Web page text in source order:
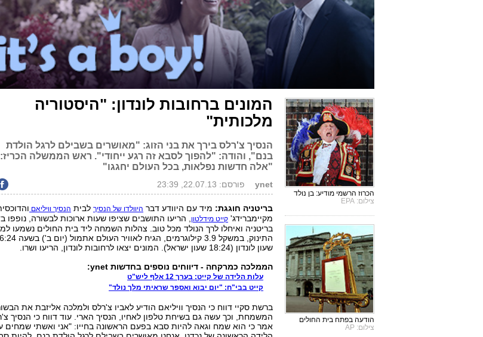
המונים ברחובות לונדון: "היסטוריה
מלכותית"
הנסיך צ'רלס בירך את בני הזוג: "מאושרים בשבילם לרגל הולדת
בנם", והודה: "להפוך לסבא זה רגע ייחודי". ראש הממשלה הכריז:
"אלה חדשות נפלאות, בכל העולם יחגגו"
ynet פורסם: 22.07.13, 23:39
בריטניה חוגגת: מיד עם היוודע דבר היוולדו של הנסיךלבית הנסיך וויליאם
מקיימברידג' קייט מידלטון
, הריעו התושבים שציפו שעות ארוכות לבשורה, נופפו
בריטניה ואיחלו לרך הנולד מכל טוב. צהלות השמחה ליד בית החולים נשמעו
התינוק, במשקל 3.9 קילוגרמים, הגיח לאוויר העולם
שעון לונדון (18:24 שעון ישראל). המונים יצאו לרחובות לונדון, הריעו ושרו.
הממלכה כמרקחה - דיווחים נוספים בחדשות ynet:
עלות הלידה של קייט: בערך 12 אלף ליש"ט
קייט בבי"ח: "יום יבוא ואספר שראיתי מלך נולד"
ברשת סקיי דווח כי הנסיך וויליאם הודיע לאביו צ'רלס ולמלכה אליזבת את
המשמחת, וכך עשה גם בשיחת טלפון לאחיו, הנסיך הארי. עוד דווח כי הנסיך
אמר כי הוא שמח וגאה להיות סבא בפעם הראשונה בחייו: "אני ואשתי שמחים
הכרוז הרשמי מודיע: בן נולד
צילום: EPA
הודעה בפתח בית החולים
צילום: AP